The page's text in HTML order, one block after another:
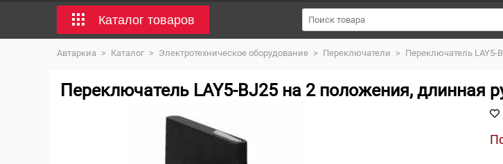
Каталог товаров
Автаркиа > Каталог > Электротехническое оборудование > Переключатели > Переключатель LAY5-
Переключатель LAY5-BJ25 на 2 положения, длинная